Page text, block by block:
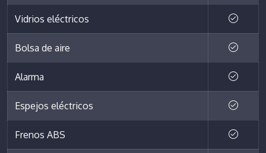
Vidrios eléctricos
Bolsa de aire
Alarma
Espejos eléctricos
Frenos ABS